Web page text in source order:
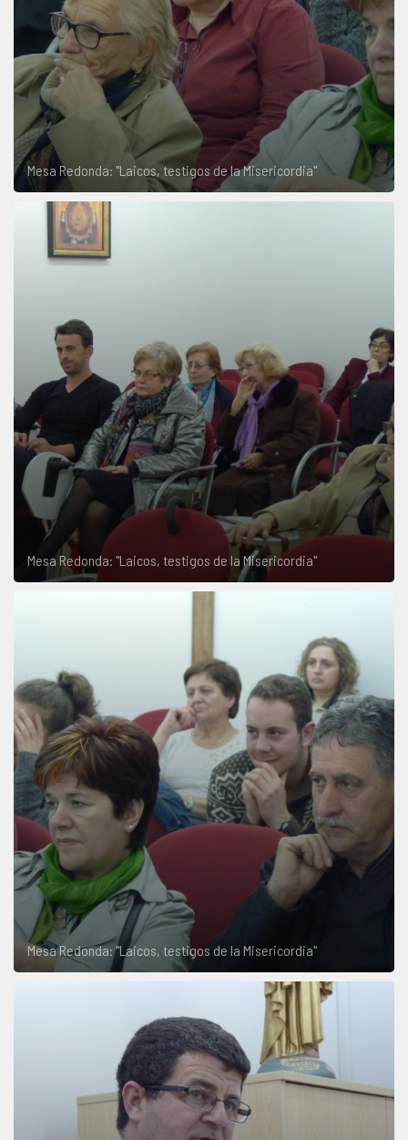
Mesa Redonda: "Laicos, testigos de la Misericordia"
Mesa Redonda: "Laicos, testigos de la Misericordia"
Mesa Redonda: "Laicos, testigos de la Misericordia"